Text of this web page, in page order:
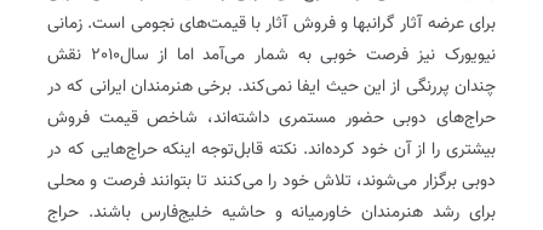
برای عرضه آثار گرانبها و فروش آثار با قیمت‌های نجومی است. زمانی
نیویورک نیز فرصت خوبی به شمار می‌آمد اما از سال٢٠١٠ نقش
چندان پررنگی از این حیث ایفا نمی‌کند. برخی هنرمندان ایرانی که در
حراج‌های دوبی حضور مستمری داشته‌اند، شاخص قیمت فروش
بیشتری را از آن خود کرده‌اند. نکته قابل‌توجه اینکه حراج‌هایی که در
دوبی برگزار می‌شوند، تلاش خود را می‌کنند تا بتوانند فرصت و محلی
برای رشد هنرمندان خاورمیانه و حاشیه خلیج‌فارس باشند. حراج